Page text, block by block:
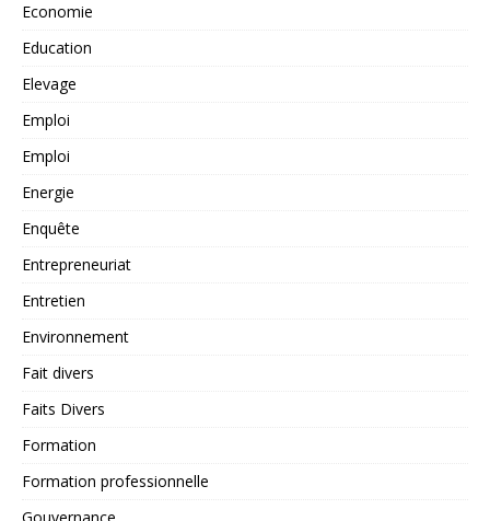
Economie
Education
Elevage
Emploi
Emploi
Energie
Enquête
Entrepreneuriat
Entretien
Environnement
Fait divers
Faits Divers
Formation
Formation professionnelle